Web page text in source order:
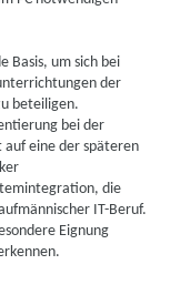
Basis, um sich bei
der
beteiligen.
bei der
auf eine der späteren
die
IT-Beruf.
Eignung